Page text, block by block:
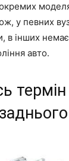
у певних
в інших
авто.